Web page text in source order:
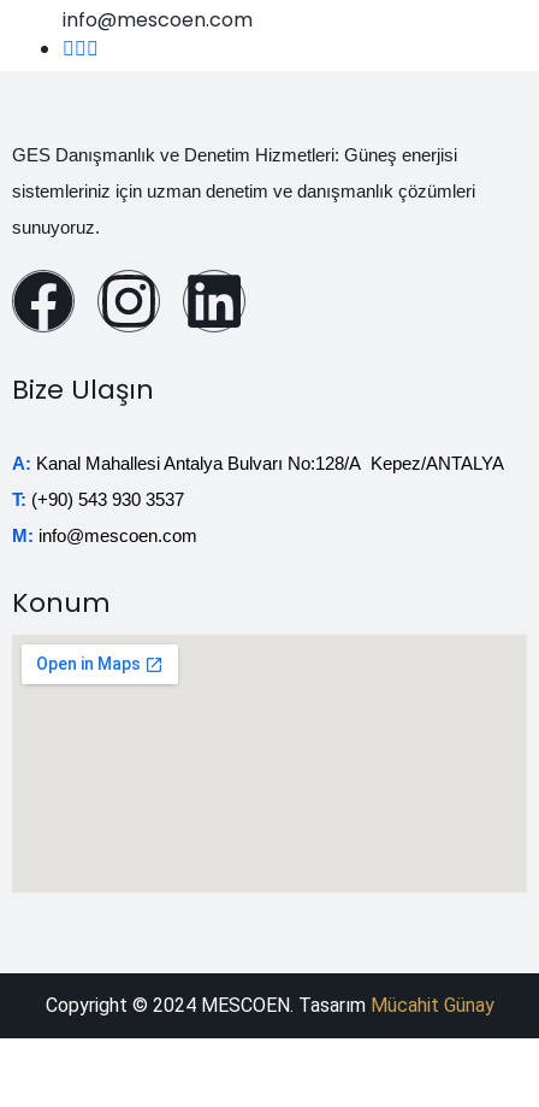
info@mescoen.com
GES Danışmanlık ve Denetim Hizmetleri: Güneş enerjisi
sistemleriniz için uzman denetim ve danışmanlık çözümleri
sunuyoruz.
Bize Ulaşın
A: Kanal Mahallesi Antalya Bulvarı No:128/A Kepez/ANTALYA
T: (+90) 543 930 3537
M: info@mescoen.com
Konum
Copyright © 2024 MESCOEN. Tasarım Mücahit Günay